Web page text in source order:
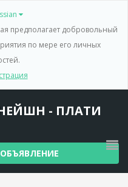
предполагает добровольный
по мере его личных